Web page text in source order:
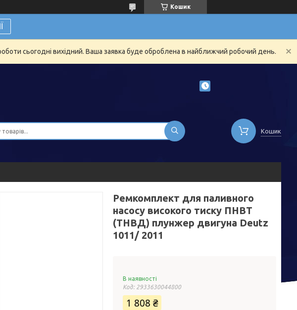
Кошик
сьогодні вихідний. Ваша заявка буде оброблена в найближчий робочий день.
Кошик
Ремкомплект для паливного
насосу високого тиску ПНВТ
(ТНВД) плунжер двигуна Deutz
1011/ 2011
В наявності
Код: 2933630044800
1 808 ₴